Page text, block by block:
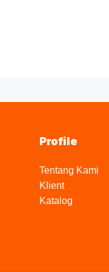
Profile
Tentang Kami
Klient
Katalog